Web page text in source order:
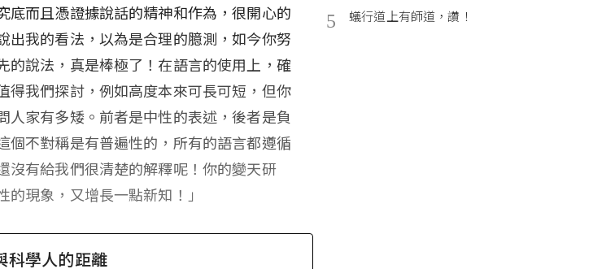
底而且憑證據說話的精神和作為，很開心的
出我的看法，以為是合理的臆測，如今你努
的說法，真是棒極了！在語言的使用上，確
得我們探討，例如高度本來可長可短，但你
人家有多矮。前者是中性的表述，後者是負
個不對稱是有普遍性的，所有的語言都遵循
沒有給我們很清楚的解釋呢！你的變天研
現象，又增長一點新知！」
5 蟻行道上有師道，讚！
科學人的距離